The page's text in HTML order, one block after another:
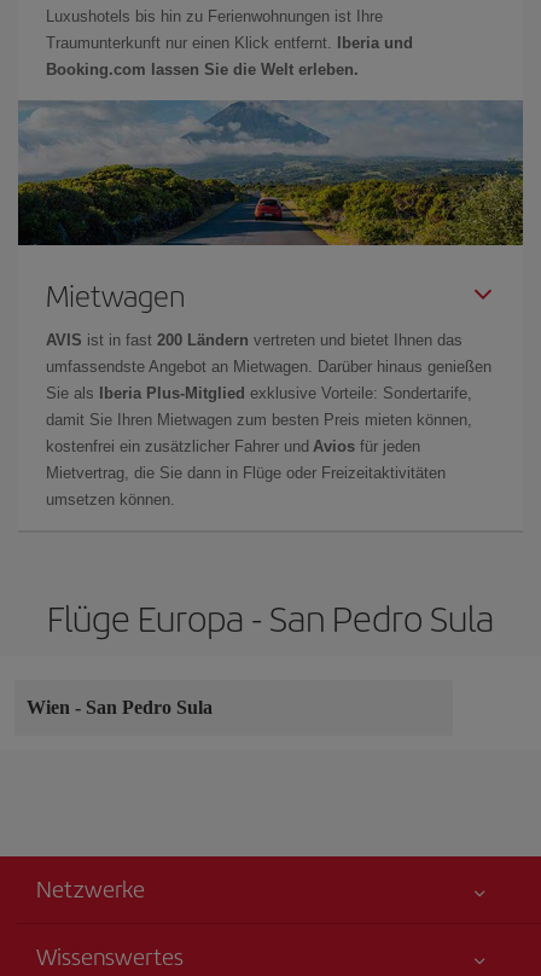
Luxushotels bis hin zu Ferienwohnungen ist Ihre
Traumunterkunft nur einen Klick entfernt.
Iberia und
Booking.com lassen Sie die Welt erleben.
Mietwagen
AVIS ist in fast 200 Ländern vertreten und bietet Ihnen das
umfassendste Angebot an Mietwagen. Darüber hinaus genießen
Sie als
Iberia Plus-Mitglied exklusive Vorteile: Sondertarife,
damit Sie Ihren Mietwagen zum besten Preis mieten können,
kostenfrei ein zusätzlicher Fahrer und Avios für jeden
Mietvertrag, die Sie dann in Flüge oder Freizeitaktivitäten
umsetzen können.
Flüge Europa - San Pedro Sula
Wien - San Pedro Sula
Netzwerke
Wissenswertes